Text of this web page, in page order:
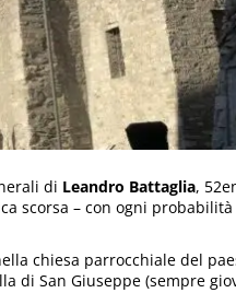
di Leandro Battaglia,
scorsa – con ogni
chiesa parrocchiale del
di San Giuseppe (sempre